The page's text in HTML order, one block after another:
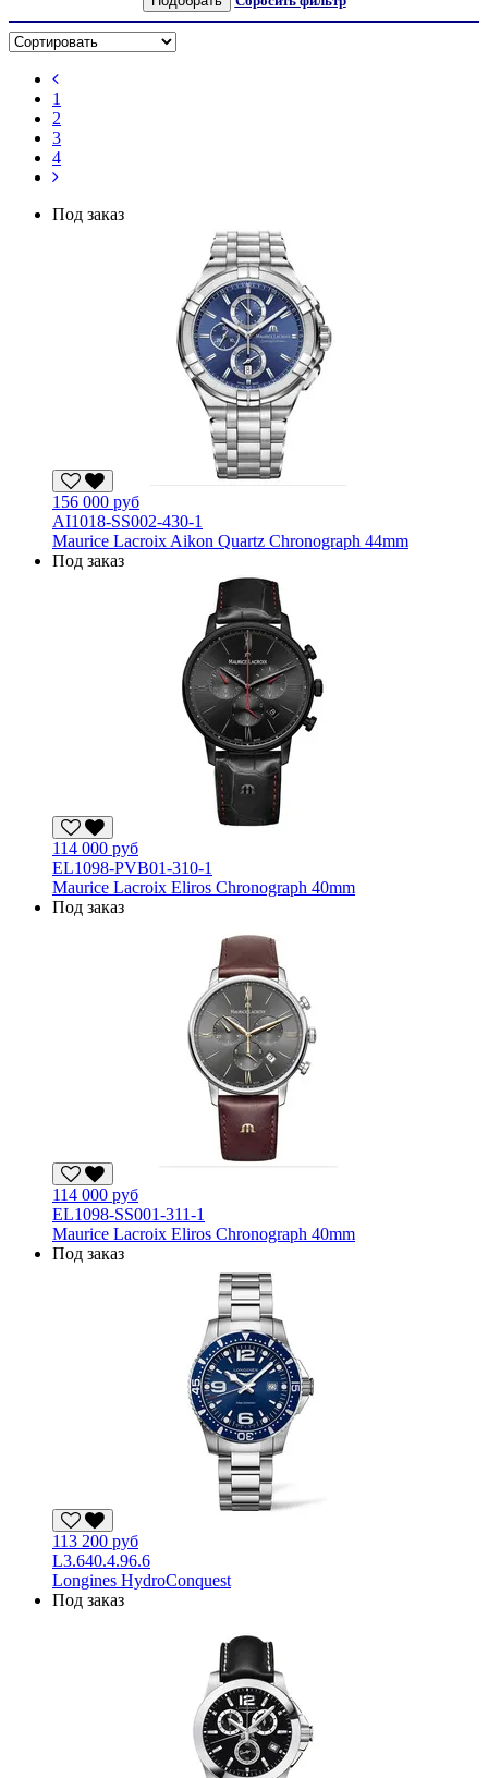
1
2
3
4
Под заказ
156 000 руб
AI1018-SS002-430-1
Maurice Lacroix Aikon Quartz Chronograph 44mm
Под заказ
114 000 руб
EL1098-PVB01-310-1
Maurice Lacroix Eliros Chronograph 40mm
Под заказ
114 000 руб
EL1098-SS001-311-1
Maurice Lacroix Eliros Chronograph 40mm
Под заказ
113 200 руб
L3.640.4.96.6
Longines HydroConquest
Под заказ